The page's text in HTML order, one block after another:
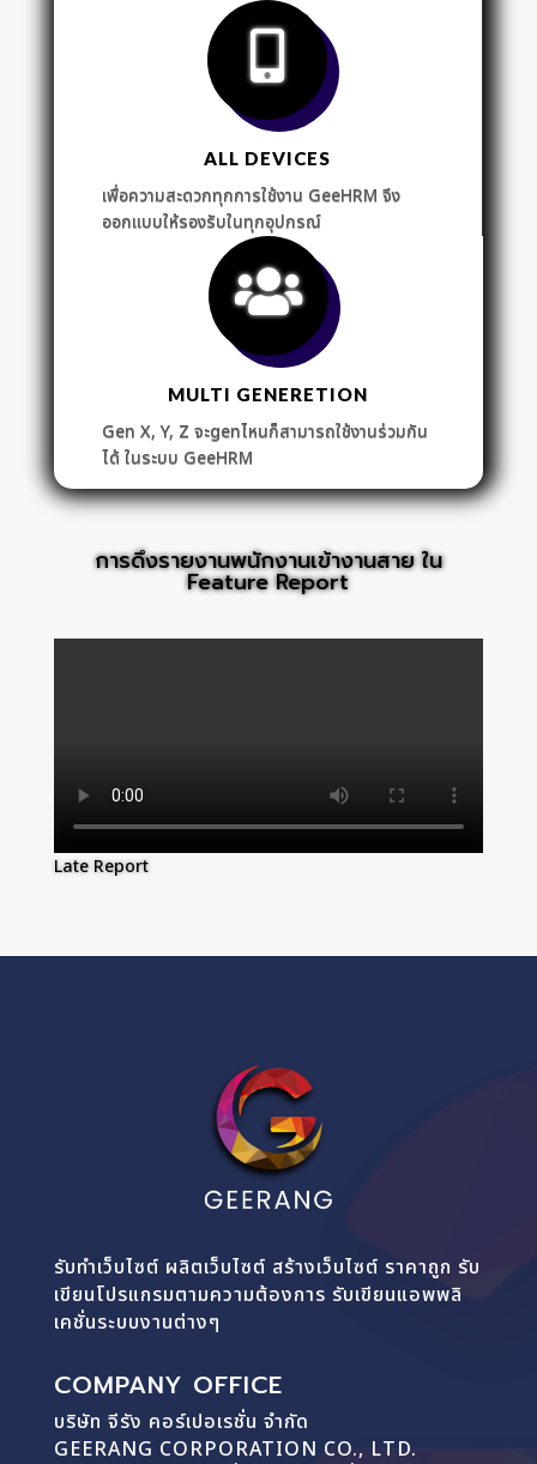
ALL DEVICES
เพื่อความสะดวกทุกการใช้งาน GeeHRM จึง
ออกแบบให้รองรับในทุกอุปกรณ์
MULTI GENERETION
Gen X, Y, Z จะgenไหนก็สามารถใช้งานร่วมกัน
ได้ ในระบบ GeeHRM
การดึงรายงานพนักงานเข้างานสาย ใน
Feature Report
Late Report
รับทำเว็บไซต์ ผลิตเว็บไซต์ สร้างเว็บไซต์ ราคาถูก รับ
เขียนโปรแกรมตามความต้องการ รับเขียนแอพพลิ
เคชั่นระบบงานต่างๆ
COMPANY OFFICE
บริษัท จีรัง คอร์เปอเรชั่น จำกัด
GEERANG CORPORATION CO., LTD.